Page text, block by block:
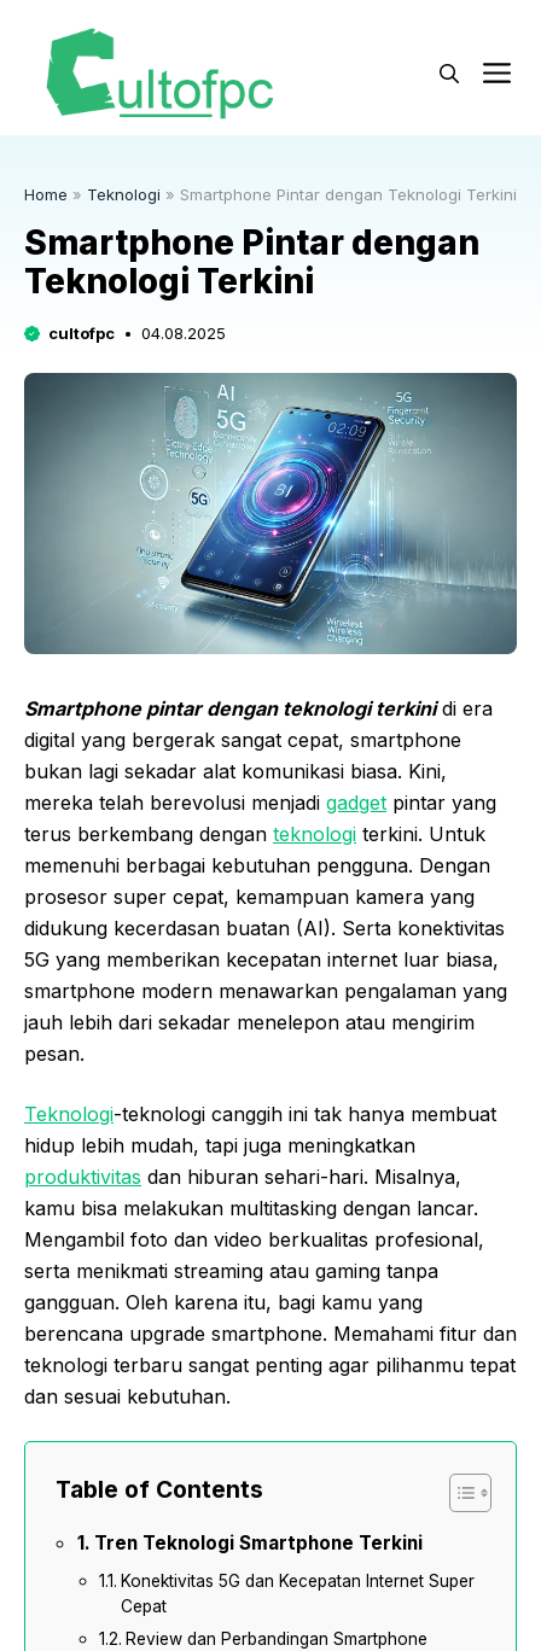
Home » Teknologi » Smartphone Pintar dengan Teknologi Terkini
Smartphone Pintar dengan
Teknologi Terkini
cultofpc 04.08.2025
Smartphone pintar dengan teknologi terkinidi era
digital yang bergerak sangat cepat, smartphone
bukan lagi sekadar alat komunikasi biasa. Kini,
mereka telah berevolusi menjadi gadget pintar yang
terus berkembang dengan teknologi terkini. Untuk
memenuhi berbagai kebutuhan pengguna. Dengan
prosesor super cepat, kemampuan kamera yang
didukung kecerdasan buatan (AI). Serta konektivitas
5G yang memberikan kecepatan internet luar biasa,
smartphone modern menawarkan pengalaman yang
jauh lebih dari sekadar menelepon atau mengirim
pesan.
Teknologi-teknologi canggih ini tak hanya membuat
hidup lebih mudah, tapi juga meningkatkan
produktivitas dan hiburan sehari-hari. Misalnya,
kamu bisa melakukan multitasking dengan lancar.
Mengambil foto dan video berkualitas profesional,
serta menikmati streaming atau gaming tanpa
gangguan. Oleh karena itu, bagi kamu yang
berencana upgrade smartphone. Memahami fitur dan
teknologi terbaru sangat penting agar pilihanmu tepat
dan sesuai kebutuhan.
Table of Contents
Tren Teknologi Smartphone Terkini
Konektivitas 5G dan Kecepatan Internet Super
Cepat
Review dan Perbandingan Smartphone